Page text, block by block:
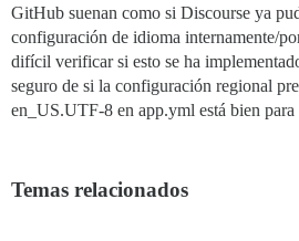
GitHub suenan como si Discourse ya
configuración de idioma internamente/
difícil verificar si esto se ha
seguro de si la configuración regional
en_US.UTF-8 en app.yml está bien
Temas relacionados